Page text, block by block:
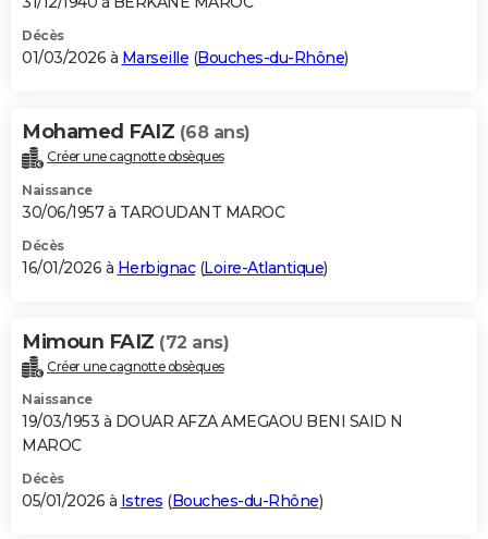
Décès
01/03/2026 à Marseille (Bouches-du-Rhône)
Mohamed FAIZ (68 ans)
Créer une cagnotte obsèques
Naissance
30/06/1957 à TAROUDANT MAROC
Décès
16/01/2026 à Herbignac(Loire-Atlantique)
Mimoun FAIZ (72 ans)
Créer une cagnotte obsèques
Naissance
19/03/1953 à DOUAR AFZA AMEGAOU BENI SAID N
MAROC
Décès
05/01/2026 à Istres (Bouches-du-Rhône)